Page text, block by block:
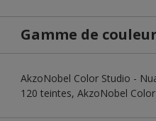
Gamme de
AkzoNobel Color Studio -
120 teintes, AkzoNobel